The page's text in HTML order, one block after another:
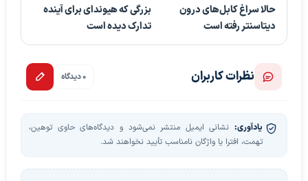
حالا سراغ کابل‌های درون
دیتاسنتر رفته است
بزرگی که هیوندای برای آینده
تدارک دیده است
نظرات کاربران 0 دیدگاه
یادآوری: نشانی ایمیل منتشر نمی‌شود و دیدگاه‌های حاوی توهین،
تهمت، افترا یا واژگان نامناسب تأیید نخواهند شد.